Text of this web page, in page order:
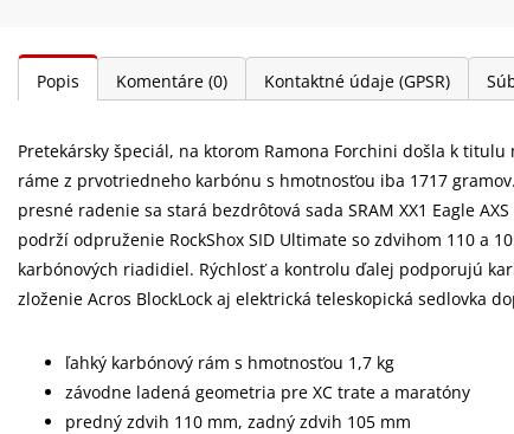
Popis Komentáre (0) Kontaktné údaje (GPSR)
Pretekársky špeciál, na ktorom Ramona Forchini došla k titulu
ráme z prvotriedneho karbónu s hmotnosťou iba 1717
presné radenie sa stará bezdrôtová sada SRAM XX1 Eagle
podrží odpruženie RockShox SID Ultimate so zdvihom 110 a
karbónových riadidiel. Rýchlosť a kontrolu ďalej podporujú
zloženie Acros BlockLock aj elektrická teleskopická sedlovka
ľahký karbónový rám s hmotnosťou 1,7 kg
závodne ladená geometria pre XC trate a maratóny
predný zdvih 110 mm, zadný zdvih 105 mm